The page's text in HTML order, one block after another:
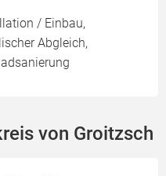
/ Einbau,
Abgleich,
von Groitzsch